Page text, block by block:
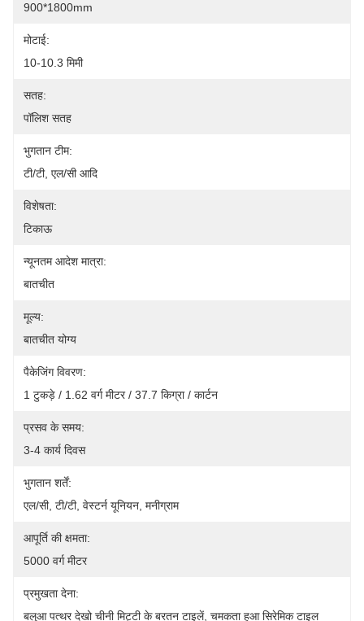
900*1800mm
मोटाई:
10-10.3 मिमी
सतह:
पॉलिश सतह
भुगतान टीम:
टी/टी, एल/सी आदि
विशेषता:
टिकाऊ
न्यूनतम आदेश मात्रा:
बातचीत
मूल्य:
बातचीत योग्य
पैकेजिंग विवरण:
1 टुकड़े / 1.62 वर्ग मीटर / 37.7 किग्रा / कार्टन
प्रसव के समय:
3-4 कार्य दिवस
भुगतान शर्तें:
एल/सी, टी/टी, वेस्टर्न यूनियन, मनीग्राम
आपूर्ति की क्षमता:
5000 वर्ग मीटर
प्रमुखता देना:
बलुआ पत्थर देखो चीनी मिट्टी के बरतन टाइलें, चमकता हुआ सिरेमिक टाइल